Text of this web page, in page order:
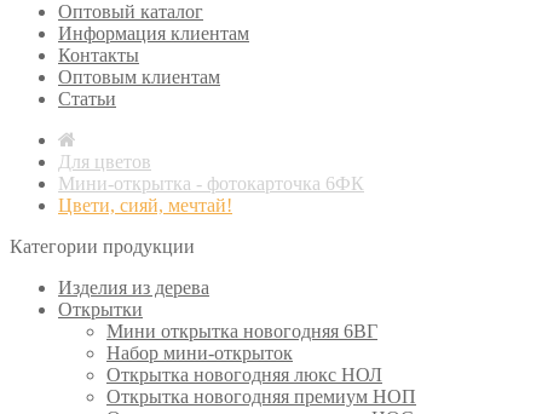
Оптовый каталог
Информация клиентам
Контакты
Оптовым клиентам
Статьи
Для цветов
Мини-открытка - фотокарточка 6ФК
Цвети, сияй, мечтай!
Категории продукции
Изделия из дерева
Открытки
Мини открытка новогодняя 6ВГ
Набор мини-открыток
Открытка новогодняя люкс НОЛ
Открытка новогодняя премиум НОП